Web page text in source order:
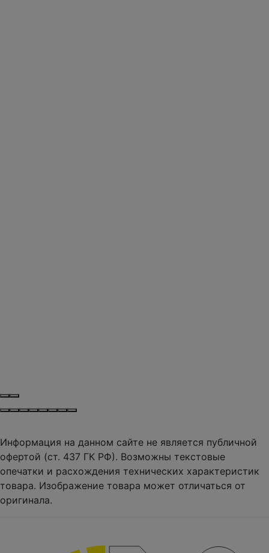
Информация на данном сайте не является публичной
офертой (ст. 437 ГК РФ). Возможны текстовые
опечатки и расхождения технических характеристик
товара. Изображение товара может отличаться от
оригинала.